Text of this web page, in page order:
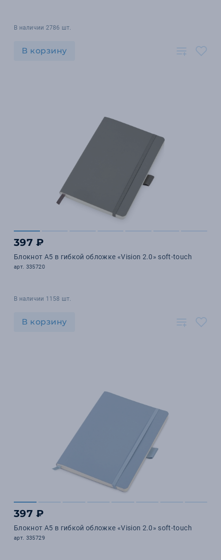
В наличии 2786 шт.
В корзину
397 ₽
Блокнот А5 в гибкой обложке «Vision 2.0» soft-touch
арт. 335720
В наличии 1158 шт.
В корзину
397 ₽
Блокнот А5 в гибкой обложке «Vision 2.0» soft-touch
арт. 335729